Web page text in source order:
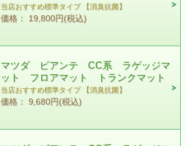
当店おすすめ標準タイプ 【消臭抗菌】
価格： 19,800円(税込)
マツダ ビアンテ CC系 ラゲッジマ
ット フロアマット トランクマット
当店おすすめ標準タイプ 【消臭抗菌】
価格： 9,680円(税込)